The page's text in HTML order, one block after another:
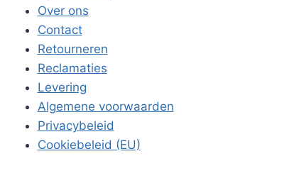
Over ons
Contact
Retourneren
Reclamaties
Levering
Algemene voorwaarden
Privacybeleid
Cookiebeleid (EU)